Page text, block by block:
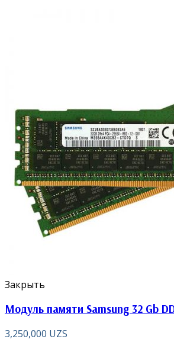
Закрыть
Модуль памяти Samsung 32 Gb
3,250,000 UZS